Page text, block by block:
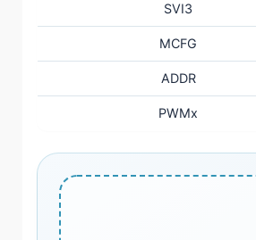
SVI3
MCFG
ADDR
PWMx